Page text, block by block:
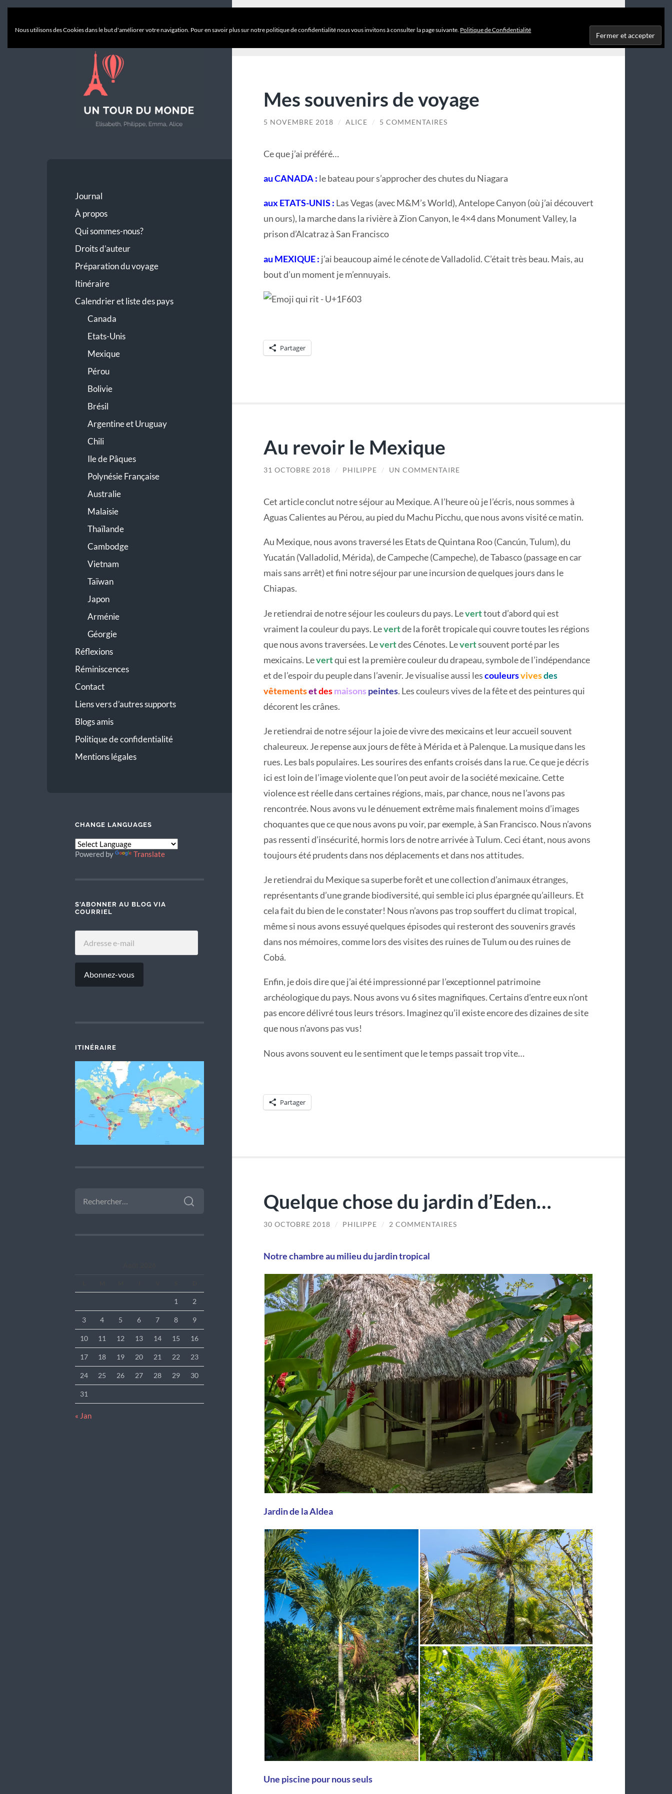
Journal
À propos
Qui sommes-nous?
Droits d’auteur
Préparation du voyage
Itinéraire
Calendrier et liste des pays
Canada
Etats-Unis
Mexique
Pérou
Bolivie
Brésil
Argentine et Uruguay
Chili
Ile de Pâques
Polynésie Française
Australie
Malaisie
Thaïlande
Cambodge
Vietnam
Taïwan
Japon
Arménie
Géorgie
Réflexions
Réminiscences
Contact
Liens vers d’autres supports
Blogs amis
Politique de confidentialité
Mentions légales
CHANGE LANGUAGES
Powered by Translate
S'ABONNER AU BLOG VIA
COURRIEL
MAIL
Abonnez-vous
ITINÉRAIRE
1 2
3 4 5 6 7 8 9
10 11 12 13 14 15 16
17 18 19 20 21 22 23
24 25 26 27 28 29 30
31
« Jan
ÉTIQUETTE :MEXIQUE
Mes souvenirs de voyage
5 NOVEMBRE 2018 / ALICE / 5 COMMENTAIRES
Ce que j’ai préféré…
au CANADA : le bateau pour s’approcher des chutes du Niagara
aux ETATS-UNIS : Las Vegas (avec M&M’s World), Antelope Canyon (où j’ai découvert
un ours), la marche dans la rivière à Zion Canyon, le 4×4 dans Monument Valley, la
prison d’Alcatraz à San Francisco
au MEXIQUE : j’ai beaucoup aimé le cénote de Valladolid. C’était très beau. Mais, au
bout d’un moment je m’ennuyais.
Partager
Au revoir le Mexique
31 OCTOBRE 2018 / PHILIPPE / UN COMMENTAIRE
Cet article conclut notre séjour au Mexique. A l’heure où je l’écris, nous sommes à
Aguas Calientes au Pérou, au pied du Machu Picchu, que nous avons visité ce matin.
Au Mexique, nous avons traversé les Etats de Quintana Roo (Cancún, Tulum), du
Yucatán (Valladolid, Mérida), de Campeche (Campeche), de Tabasco (passage en car
mais sans arrêt) et fini notre séjour par une incursion de quelques jours dans le
Chiapas.
Je retiendrai de notre séjour les couleurs du pays. Leverttout d’abord qui est
vraiment la couleur du pays. Levertde la forêt tropicale qui couvre toutes les régions
que nous avons traversées. Levertdes Cénotes. Levertsouvent porté par les
mexicains. Levertqui est la première couleur du drapeau, symbole de l’indépendance
et de l’espoir du peuple dans l’avenir. Je visualise aussi lescouleursvivesdes
vêtementsetdesmaisons peintes. Les couleurs vives de la fête et des peintures qui
décorent les crânes.
Je retiendrai de notre séjour la joie de vivre des mexicains et leur accueil souvent
chaleureux. Je repense aux jours de fête à Mérida et à Palenque. La musique dans les
rues. Les bals populaires. Les sourires des enfants croisés dans la rue. Ce que je décris
ici est loin de l’image violente que l’on peut avoir de la société mexicaine. Cette
violence est réelle dans certaines régions, mais, par chance, nous ne l’avons pas
rencontrée. Nous avons vu le dénuement extrême mais finalement moins d’images
choquantes que ce que nous avons pu voir, par exemple, à San Francisco. Nous n’avons
pas ressenti d’insécurité, hormis lors de notre arrivée à Tulum. Ceci étant, nous avons
toujours été prudents dans nos déplacements et dans nos attitudes.
Je retiendrai du Mexique sa superbe forêt et une collection d’animaux étranges,
représentants d’une grande biodiversité, qui semble ici plus épargnée qu’ailleurs. Et
cela fait du bien de le constater! Nous n’avons pas trop souffert du climat tropical,
même si nous avons essuyé quelques épisodes qui resteront des souvenirs gravés
dans nos mémoires, comme lors des visites des ruines de Tulum ou des ruines de
Cobá.
Enfin, je dois dire que j’ai été impressionné par l’exceptionnel patrimoine
archéologique du pays. Nous avons vu 6 sites magnifiques. Certains d’entre eux n’ont
pas encore délivré tous leurs trésors. Imaginez qu’il existe encore des dizaines de site
que nous n’avons pas vus!
Nous avons souvent eu le sentiment que le temps passait trop vite…
Partager
Quelque chose du jardin d’Eden…
30 OCTOBRE 2018 / PHILIPPE / 2 COMMENTAIRES
Notre chambre au milieu du jardin tropical
Jardin de la Aldea
Une piscine pour nous seuls
Nous utilisons des Cookies dans le but d'améliorer votre navigation. Pour en savoir plus sur notre politique de confidentialité nous vous invitons à consulter la page suivante. Politique de Confidentialité